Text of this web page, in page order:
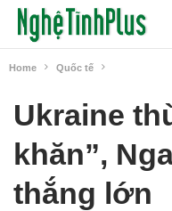
Home Quốc tế
Ukraine
khăn”,
thắng lớn